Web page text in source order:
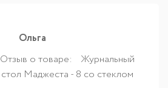
Ольга
Отзыв о товаре:
Журнальный
стол Маджеста - 8 со стеклом